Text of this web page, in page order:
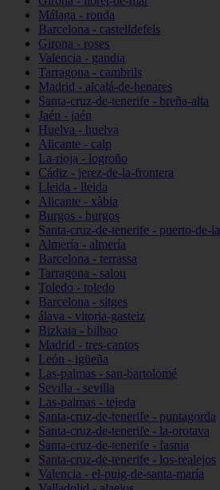
Málaga - ronda
Barcelona - castelldefels
Girona - roses
Valencia - gandia
Tarragona - cambrils
Madrid - alcalá-de-henares
Santa-cruz-de-tenerife - breña-alta
Jaén - jaén
Huelva - huelva
Alicante - calp
La-rioja - logroño
Cádiz - jerez-de-la-frontera
Lleida - lleida
Alicante - xàbia
Burgos - burgos
Santa-cruz-de-tenerife - puerto-de-
Almería - almería
Barcelona - terrassa
Tarragona - salou
Toledo - toledo
Barcelona - sitges
álava - vitoria-gasteiz
Bizkaia - bilbao
Madrid - tres-cantos
León - igüeña
Las-palmas - san-bartolomé
Sevilla - sevilla
Las-palmas - tejeda
Santa-cruz-de-tenerife - puntagorda
Santa-cruz-de-tenerife - la-orotava
Santa-cruz-de-tenerife - fasnia
Santa-cruz-de-tenerife - los-realejos
Valencia - el-puig-de-santa-maría